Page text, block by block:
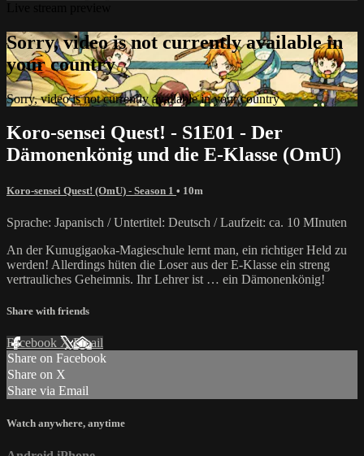
Sorry, video is not currently available in
your country
Sorry, video is not currently available in your country
Koro-sensei Quest! - S1E01 - Der
Dämonenkönig und die E-Klasse (OmU)
Koro-sensei Quest! (OmU) - Season 1 • 10m
Sprache: Japanisch / Untertitel: Deutsch / Laufzeit: ca. 10 MInuten
An der Kunugigaoka-Magieschule lernt man, ein richtiger Held zu
werden! Allerdings hüten die Loser aus der E-Klasse ein streng
vertrauliches Geheimnis. Ihr Lehrer ist … ein Dämonenkönig!
Share with friends
Facebook XEmail
Share on Facebook
Share on X
Share via Email
Watch anywhere, anytime